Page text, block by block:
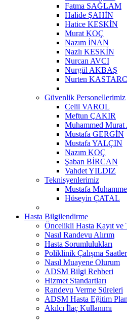
Fatma SAĞLAM
Halide ŞAHİN
Hatice KESKİN
Murat KOÇ
Nazım İNAN
Nazlı KESKİN
Nurcan AVCI
Nurgül AKBAŞ
Nurten
Güvenlik Personellerimiz
Celil VAROL
Meftun ÇAKIR
Muhammed
Mustafa GERGİN
Mustafa YALÇIN
Nazım KOÇ
Şaban BİRCAN
Vahdet YILDIZ
Teknisyenlerimiz
Mustafa
Hüseyin ÇATAL
Hasta Bilgilendirme
Öncelikli Hasta Kayıt ve
Nasıl Randevu Alırım
Hasta Sorumlulukları
Poliklinik Çalışma
Nasıl Muayene Olurum
ADSM Bilgi Rehberi
Hizmet Standartları
Randevu Verme Süreleri
ADSM Hasta Eğitim
Akılcı İlaç Kullanımı